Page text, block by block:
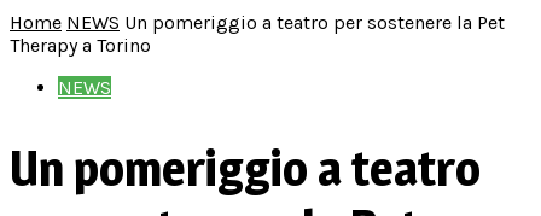
Home NEWS Un pomeriggio a teatro per sostenere la Pet
Therapy a Torino
NEWS
Un pomeriggio a teatro